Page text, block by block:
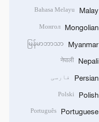
Malay
Bahasa Melayu
Mongolian
Монгол
Myanmar
မြန်မာဘာသာ
Nepali
नेपाली
Persian فارسی
Polish
Polski
Portuguese
Português